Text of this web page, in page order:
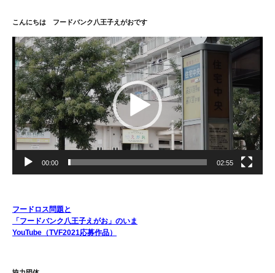
こんにちは フードバンク八王子えがおです
動
画
プ
レ
ー
ヤ
ー
00:00 02:55
フードロス問題と
「フードバンク八王子えがお」のいま
YouTube（TVF2021応募作品）